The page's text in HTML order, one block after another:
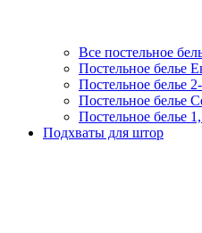
Все постельное
Постельное белье
Постельное белье
Постельное белье
Постельное белье
Подхваты для штор